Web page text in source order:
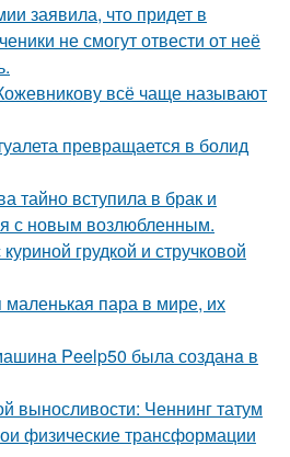
заявила, что придет в
не смогут отвести от неё
всё чаще называют
превращается в болид
вступила в брак и
с новым возлюбленным.
грудкой и стручковой
пара в мире, их
Peelp50 была созданa в
выносливости: Ченнинг татум
физические трансформации